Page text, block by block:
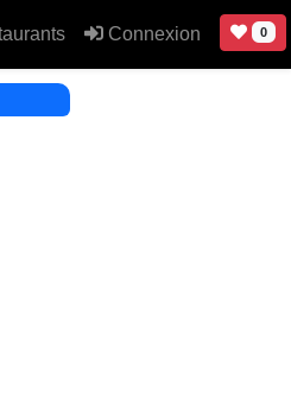
Connexion 0